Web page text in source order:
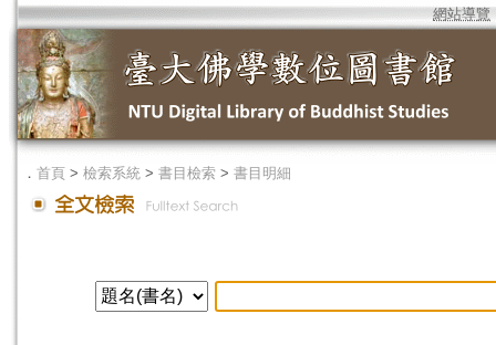
網站導覽
． 首頁 > 檢索系統 > 書目檢索 > 書目明細